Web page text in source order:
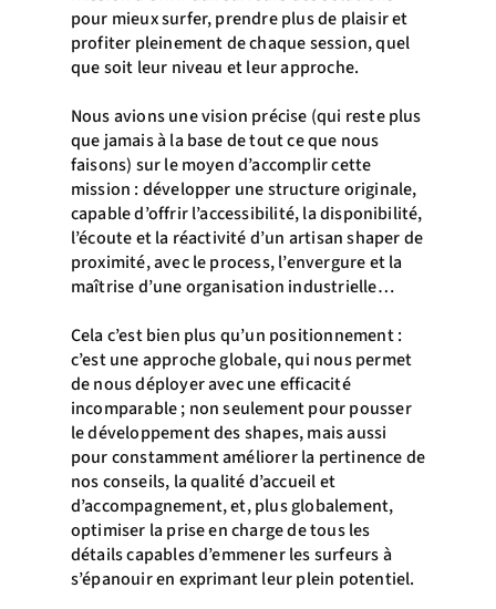
pour mieux surfer, prendre plus de plaisir et
profiter pleinement de chaque session, quel
que soit leur niveau et leur approche.
Nous avions une vision précise (qui reste plus
que jamais à la base de tout ce que nous
faisons) sur le moyen d’accomplir cette
mission : développer une structure originale,
capable d’offrir l’accessibilité, la disponibilité,
l’écoute et la réactivité d’un artisan shaper de
proximité, avec le process, l’envergure et la
maîtrise d’une organisation industrielle…
Cela c’est bien plus qu’un positionnement :
c’est une approche globale, qui nous permet
de nous déployer avec une efficacité
incomparable ; non seulement pour pousser
le développement des shapes, mais aussi
pour constamment améliorer la pertinence de
nos conseils, la qualité d’accueil et
d’accompagnement, et, plus globalement,
optimiser la prise en charge de tous les
détails capables d’emmener les surfeurs à
s’épanouir en exprimant leur plein potentiel.